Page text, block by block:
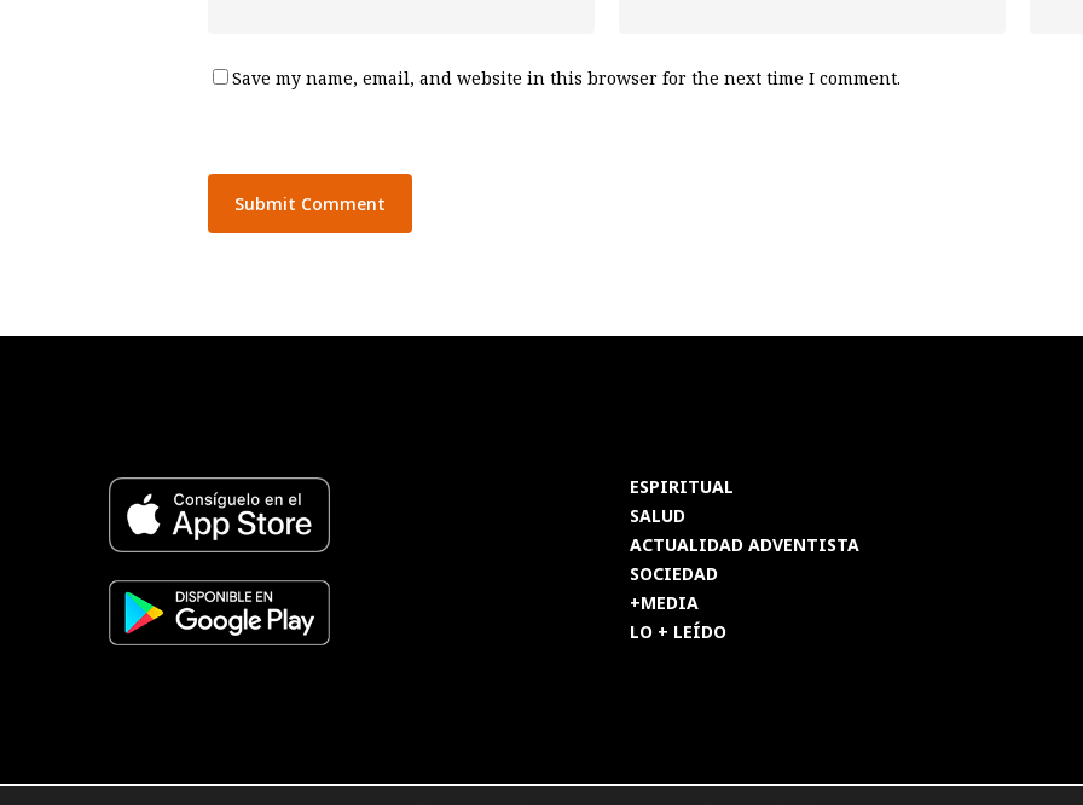
Save my name, email, and website in this browser for the next time I comment.
ESPIRITUAL
SALUD
ACTUALIDAD ADVENTISTA
SOCIEDAD
+MEDIA
LO + LEÍDO